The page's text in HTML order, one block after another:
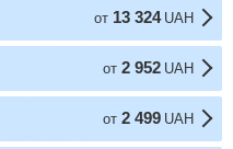
от 13 324 UAH
от 2 952 UAH
от 2 499 UAH